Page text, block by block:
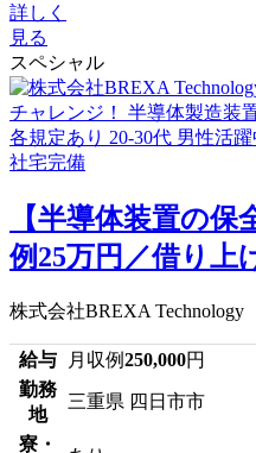
詳しく
見る
スペシャル
【半導体装置の
例25万円／借り上
株式会社BREXA Technology
給与 月収例250,000円
勤務
地
三重県 四日市市
寮・